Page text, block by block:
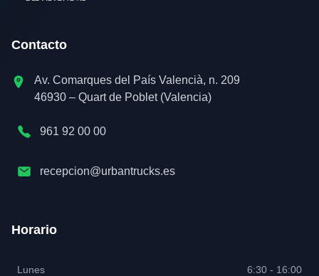
Contacto
Av. Comarques del País Valencià, n. 209
46930 – Quart de Poblet (Valencia)
961 92 00 00
recepcion@urbantrucks.es
Horario
Lunes 6:30 - 16:00